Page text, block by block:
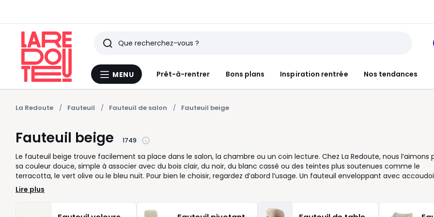
Menu
MENU Prêt-à-rentrer Bons plans Inspiration rentrée Nos tendances
Rechercher
Derniers
articles
vus
La Redoute Fauteuil Fauteuil de salon Fauteuil beige
Fauteuil beige 1749
Le fauteuil beige trouve facilement sa place dans le salon, la chambre ou un coin lecture. Chez La Redoute, nous l’aimons
sa couleur douce, simple à associer avec du bois clair, du noir, du blanc cassé ou des teintes plus soutenues comme le
terracotta, le vert olive ou le bleu nuit. Pour bien le choisir, regardez d’abord l’usage. Un fauteuil enveloppant avec
convient aux moments de détente, tandis qu’un modèle plus compact est pratique dans les petits espaces. Le
compte aussi: tissu texturé pour une ambiance chaleureuse, velours pour un rendu plus feutré, bouclette pour un style
Côté piètement, le bois réchauffe la pièce, le métal apporte une ligne plus contemporaine. Le beige a aussi l’avantage de
traverser les envies déco sans compliquer l’ensemble. Vous pouvez le réveiller avec un coussin imprimé, un plaid coloré ou
Lire plus